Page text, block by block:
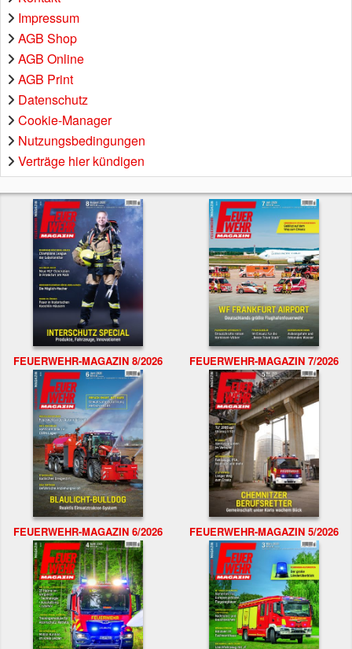
Impressum
AGB Shop
AGB Online
AGB Print
Datenschutz
Cookie-Manager
Nutzungsbedingungen
Verträge hier kündigen
FEUERWEHR-MAGAZIN 8/2026 FEUERWEHR-MAGAZIN 7/2026
FEUERWEHR-MAGAZIN 6/2026 FEUERWEHR-MAGAZIN 5/2026